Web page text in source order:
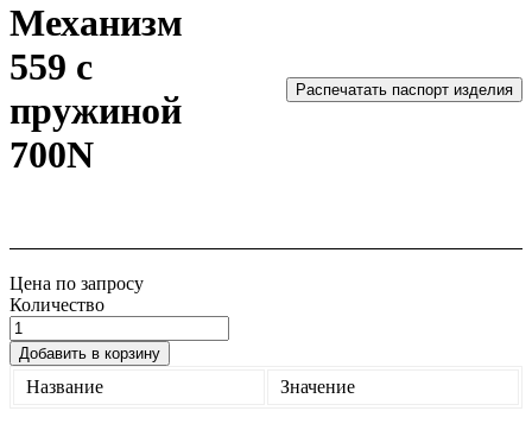
Механизм
559 с
пружиной
700N
Распечатать паспорт изделия
Название Значение
Цена по запросу
Количество
Добавить в корзину